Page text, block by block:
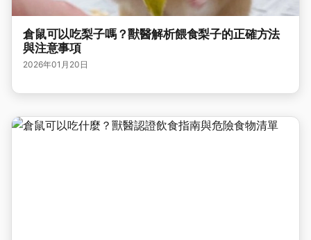
倉鼠可以吃梨子嗎？獸醫解析餵食梨子的正確方法
與注意事項
2026年01月20日